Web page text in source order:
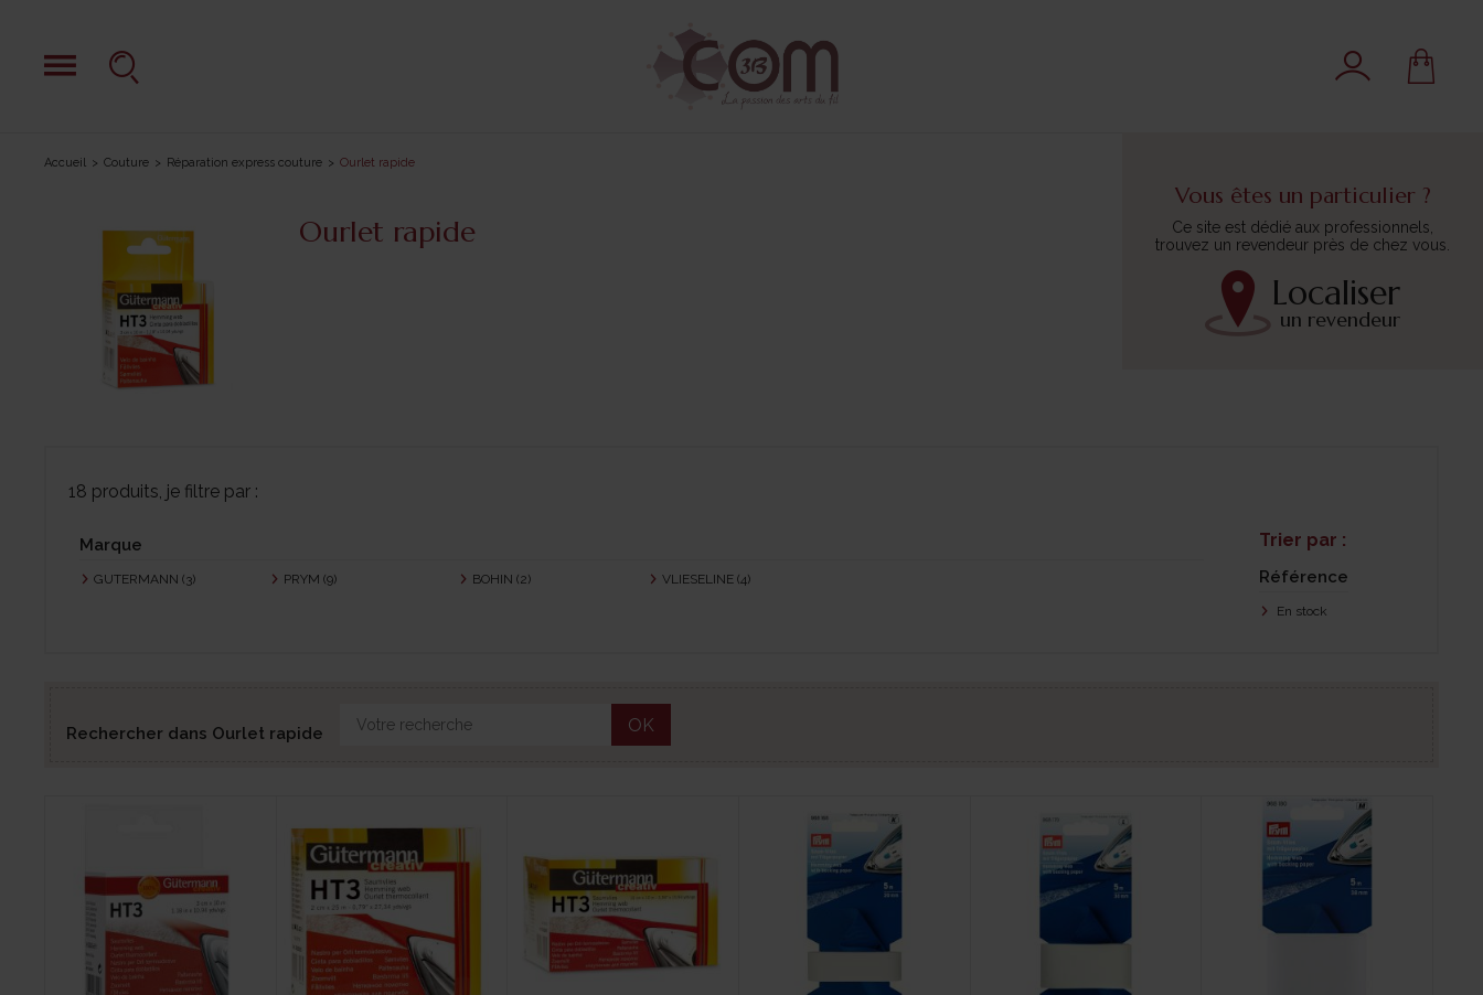
Vous êtes un particulier ?
Ce site est dédié aux professionnels,
trouvez un revendeur près de chez vous.
Localiser
un revendeur
Accueil Couture Réparation express couture Ourlet rapide
Ourlet rapide
18 produits, je filtre par :
Trier par :
Référence
En stock
Marque
GUTERMANN (3) PRYM (9) BOHIN (2) VLIESELINE (4)
Rechercher dans Ourlet rapide OK